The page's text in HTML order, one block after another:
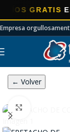
GRATISEN
Empresa
← Volver